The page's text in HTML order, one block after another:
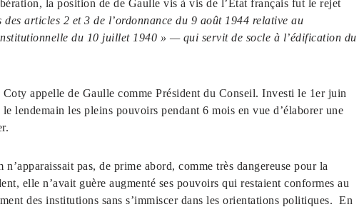
la position de de Gaulle vis à vis de l’État français fut le rejet
des articles 2 et 3 de l’ordonnance du 9 août 1944 relative au
du 10 juillet 1940 » — qui servit de socle à l’édification du
appelle de Gaulle comme Président du Conseil. Investi le 1er juin
lendemain les pleins pouvoirs pendant 6 mois en vue d’élaborer une
pas, de prime abord, comme très dangereuse pour la
elle n’avait guère augmenté ses pouvoirs qui restaient conformes au
des institutions sans s’immiscer dans les orientations politiques. En